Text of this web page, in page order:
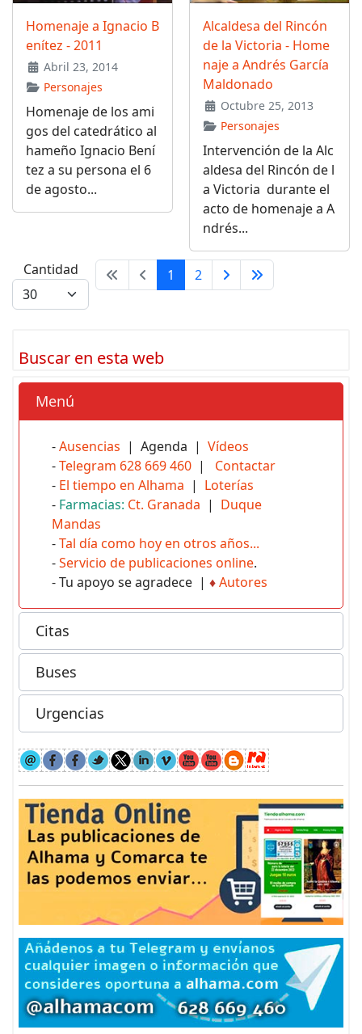
Homenaje a Ignacio B
enítez - 2011
Abril 23, 2014
Personajes
Homenaje de los ami
gos del catedrático al
hameño Ignacio Bení
tez a su persona el 6
de agosto...
Alcaldesa del Rincón
de la Victoria - Home
naje a Andrés García
Maldonado
Octubre 25, 2013
Personajes
Intervención de la Alc
aldesa del Rincón de l
a Victoria durante el
acto de homenaje a A
ndrés...
Cantidad 1 2
Buscar en esta web
Menú
-Ausencias | Agenda | Vídeos
-Telegram 628 669 460 | Contactar
- El tiempo en Alhama | Loterías
- Farmacias: Ct. Granada | Duque
Mandas
-Tal día como hoy en otros años...
-Servicio de publicaciones online.
- Tu apoyo se agradece | ♦Autores
Citas
Buses
Urgencias